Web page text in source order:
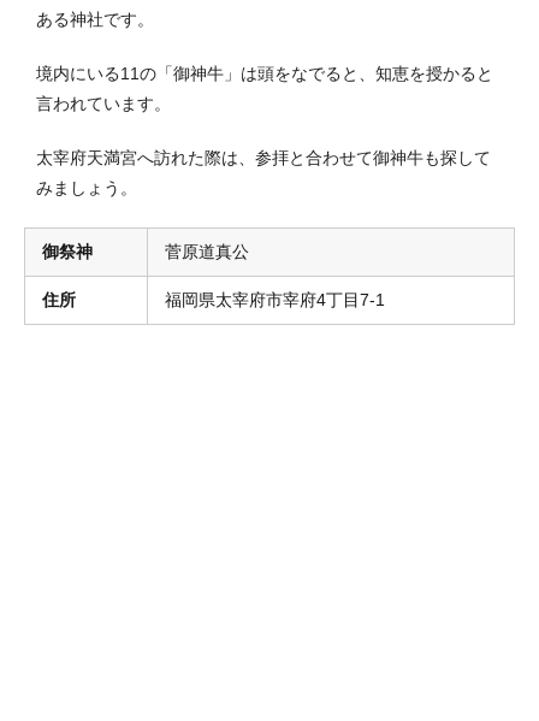
ある神社です。
境内にいる11の「御神牛」は頭をなでると、知恵を授かると
言われています。
太宰府天満宮へ訪れた際は、参拝と合わせて御神牛も探して
みましょう。
御祭神 菅原道真公
住所 福岡県太宰府市宰府4丁目7-1